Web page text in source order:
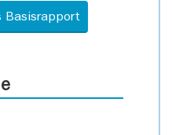
Basisrapport